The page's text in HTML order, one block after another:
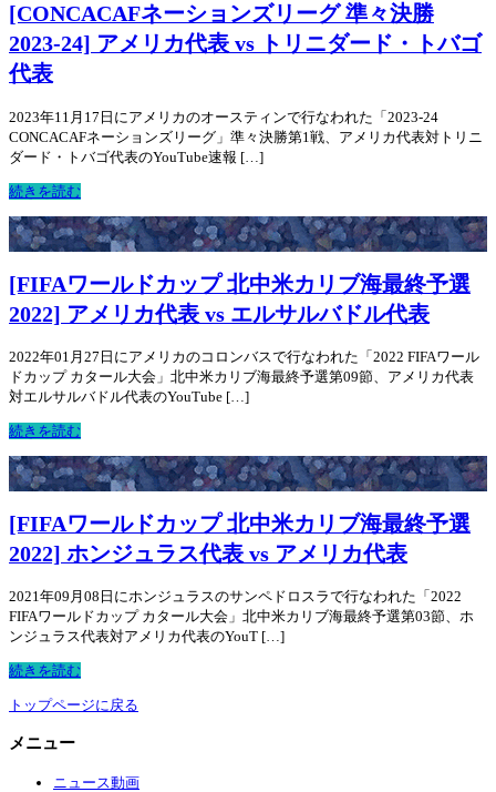
[CONCACAFネーションズリーグ 準々決勝
2023-24] アメリカ代表 vs トリニダード・トバゴ
代表
2023年11月17日にアメリカのオースティンで行なわれた「2023-24
CONCACAFネーションズリーグ」準々決勝第1戦、アメリカ代表対トリニ
ダード・トバゴ代表のYouTube速報 […]
続きを読む
[FIFAワールドカップ 北中米カリブ海最終予選
2022] アメリカ代表 vs エルサルバドル代表
2022年01月27日にアメリカのコロンバスで行なわれた「2022 FIFAワール
ドカップ カタール大会」北中米カリブ海最終予選第09節、アメリカ代表
対エルサルバドル代表のYouTube […]
続きを読む
[FIFAワールドカップ 北中米カリブ海最終予選
2022] ホンジュラス代表 vs アメリカ代表
2021年09月08日にホンジュラスのサンペドロスラで行なわれた「2022
FIFAワールドカップ カタール大会」北中米カリブ海最終予選第03節、ホ
ンジュラス代表対アメリカ代表のYouT […]
続きを読む
トップページに戻る
メニュー
ニュース動画